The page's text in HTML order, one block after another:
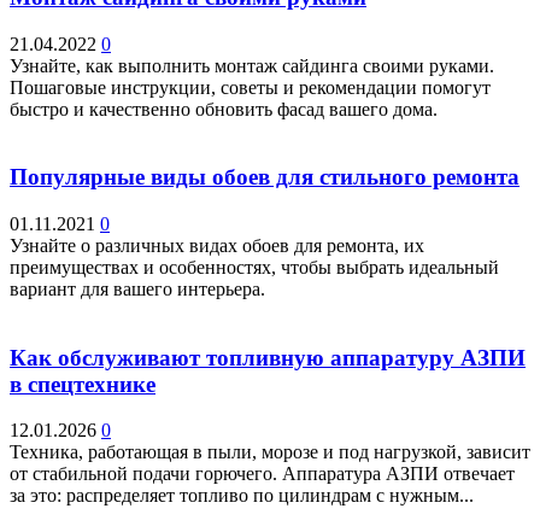
21.04.2022 0
Узнайте, как выполнить монтаж сайдинга своими руками.
Пошаговые инструкции, советы и рекомендации помогут
быстро и качественно обновить фасад вашего дома.
Популярные виды обоев для стильного ремонта
01.11.2021 0
Узнайте о различных видах обоев для ремонта, их
преимуществах и особенностях, чтобы выбрать идеальный
вариант для вашего интерьера.
Как обслуживают топливную аппаратуру АЗПИ
в спецтехнике
12.01.2026 0
Техника, работающая в пыли, морозе и под нагрузкой, зависит
от стабильной подачи горючего. Аппаратура АЗПИ отвечает
за это: распределяет топливо по цилиндрам с нужным...